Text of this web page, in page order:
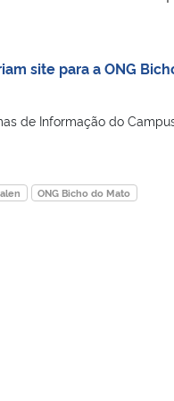
site para a ONG
de Informação do
ONG Bicho do Mato